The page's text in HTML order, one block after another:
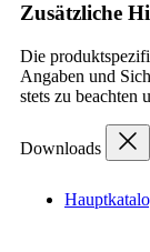
Zusätzliche
Die
Angaben und
stets zu beachten
Downloads